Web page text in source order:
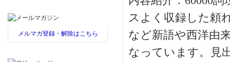
メルマガ登録・解除はこちら
スよく収録した頼
など新語や西洋由
なっています。見